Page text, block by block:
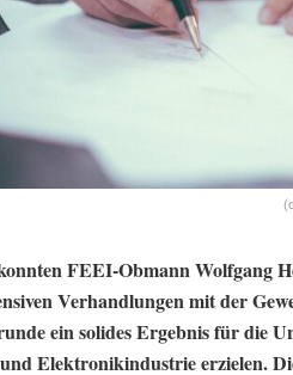
FEEI-Obmann Wolfgang
Verhandlungen mit der
ein solides Ergebnis für die
Elektronikindustrie erzielen.